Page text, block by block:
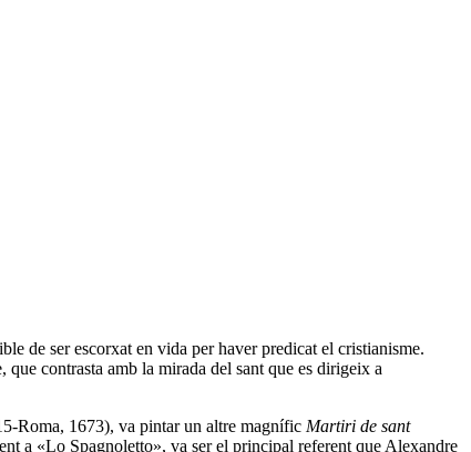
de ser escorxat en vida per haver predicat el cristianisme.
contrasta amb la mirada del sant que es dirigeix a
Roma, 1673), va pintar un altre magnífic Martiri de sant
a «Lo Spagnoletto», va ser el principal referent que Alexandre